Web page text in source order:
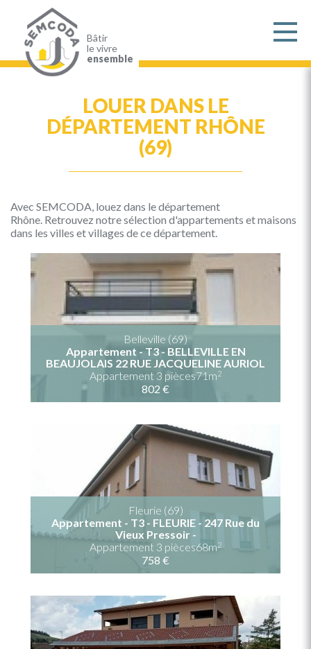
contenu
principal
Bâtir
le vivre
ensemble
LOUER DANS LE
DÉPARTEMENT RHÔNE
(69)
Avec SEMCODA, louez dans le département
Rhône. Retrouvez notre sélection d'appartements et maisons
dans les villes et villages de ce département.
Belleville (69)
Appartement - T3 - BELLEVILLE EN
BEAUJOLAIS 22 RUE JACQUELINE AURIOL
Appartement 3 pièces71m2
802 €
Fleurie (69)
Appartement - T3 - FLEURIE - 247 Rue du
Vieux Pressoir -
Appartement 3 pièces68m2
758 €